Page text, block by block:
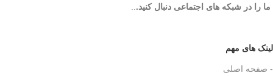
ما را در شبکه های اجتماعی دنبال کنید.
لینک های مهم
- صفحه اصلی